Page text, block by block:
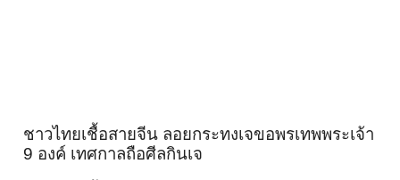
ชาวไทยเชื้อสายจีน ลอยกระทงเจขอพรเทพพระเจ้า
9 องค์ เทศกาลถือศีลกินเจ